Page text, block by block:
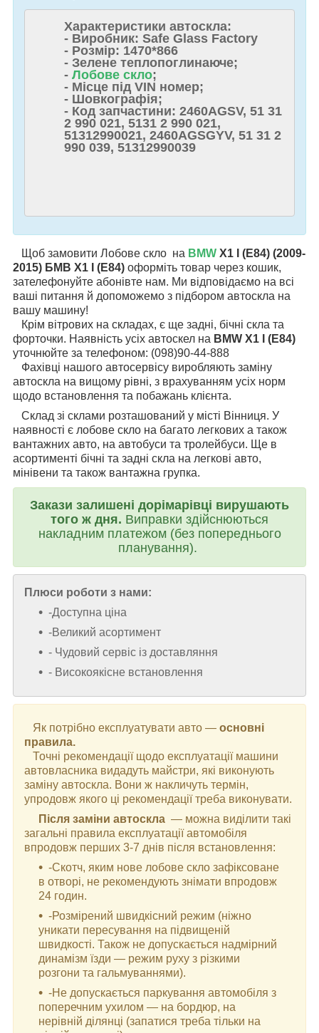
Характеристики автоскла:
- Виробник: Safe Glass Factory
- Розмір: 1470*866
- Зелене теплопоглинаюче;
- Лобове скло;
- Місце під VIN номер;
- Шовкографія;
- Код запчастини: 2460AGSV, 51 31
2 990 021, 5131 2 990 021,
51312990021, 2460AGSGYV, 51 31 2
990 039, 51312990039
Щоб замовити Лобове скло на BMW X1 I (E84) (2009-
2015) БМВ X1 I (E84) оформіть товар через кошик,
зателефонуйте абонівте нам. Ми відповідаємо на всі
ваші питання й допоможемо з підбором автоскла на
вашу машину!
Крім вітрових на складах, є ще задні, бічні скла та
форточки. Наявність усіх автоскел на BMW X1 I (E84)
уточнюйте за телефоном: (098)90-44-888
Фахівці нашого автосервісу виробляють заміну
автоскла на вищому рівні, з врахуванням усіх норм
щодо встановлення та побажань клієнта.
Склад зі склами розташований у місті Вінниця. У
наявності є лобове скло на багато легкових а також
вантажних авто, на автобуси та тролейбуси. Ще в
асортименті бічні та задні скла на легкові авто,
мінівени та також вантажна групка.
Закази залишені дорімарівці вирушають
того ж дня. Виправки здійснюються
накладним платежом (без попереднього
планування).
Плюси роботи з нами:
-Доступна ціна
-Великий асортимент
- Чудовий сервіс із доставляння
- Високоякісне встановлення
Як потрібно експлуатувати авто — основні
правила.
Точні рекомендації щодо експлуатації машини
автовласника видадуть майстри, які виконують
заміну автоскла. Вони ж накличуть термін,
упродовж якого ці рекомендації треба виконувати.
Після заміни автоскла — можна виділити такі
загальні правила експлуатації автомобіля
впродовж перших 3-7 днів після встановлення:
-Скотч, яким нове лобове скло зафіксоване
в отворі, не рекомендують знімати впродовж
24 годин.
-Розмірений швидкісний режим (ніжно
уникати пересування на підвищеній
швидкості. Також не допускається надмірний
динамізм їзди — режим руху з різкими
розгони та гальмуваннями).
-Не допускається паркування автомобіля з
поперечним ухилом — на бордюр, на
нерівній ділянці (запатися треба тільки на